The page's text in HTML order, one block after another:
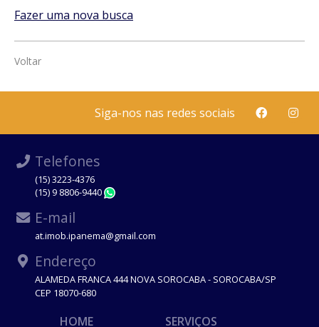
Fazer uma nova busca
Voltar
Siga-nos nas redes sociais
Telefones
(15) 3223-4376
(15) 9 8806-9440
E-mail
at.imob.ipanema@gmail.com
Endereço
ALAMEDA FRANCA 444 NOVA SOROCABA - SOROCABA/SP
CEP 18070-680
HOME SERVIÇOS